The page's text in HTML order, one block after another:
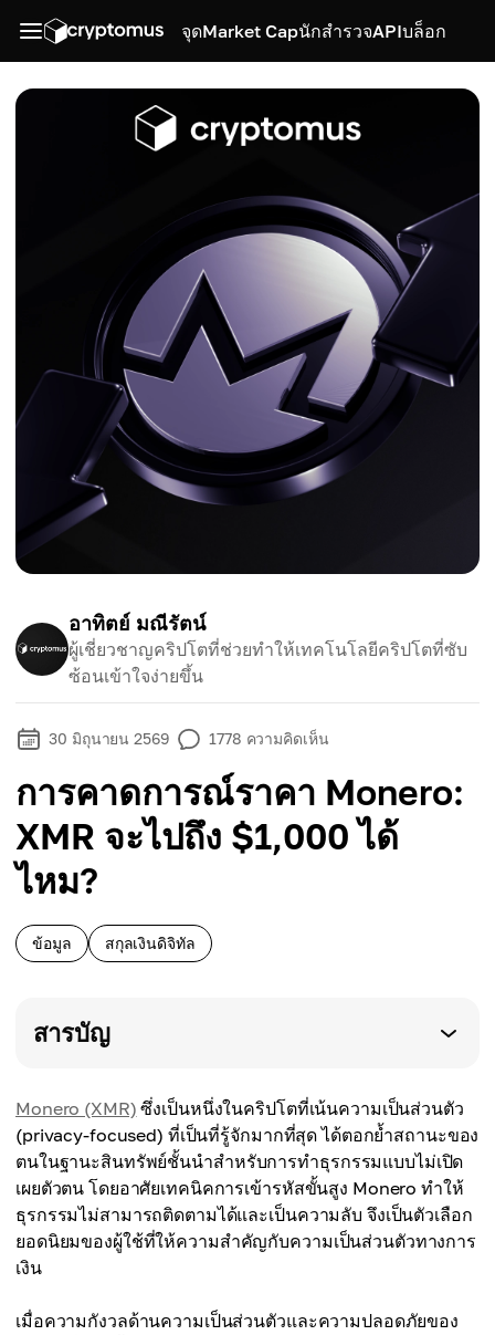
จุดMarket CapนักสำรวจAPIบล็อก
อาทิตย์ มณีรัตน์
ผู้เชี่ยวชาญคริปโตที่ช่วยทำให้เทคโนโลยีคริปโตที่ซับ
ซ้อนเข้าใจง่ายขึ้น
30 มิถุนายน 2569 1778 ความคิดเห็น
การคาดการณ์ราคา Monero:
XMR จะไปถึง $1,000 ได้
ไหม?
ข้อมูล สกุลเงินดิจิทัล
สารบัญ
Monero (XMR) ซึ่งเป็นหนึ่งในคริปโตที่เน้นความเป็นส่วนตัว
(privacy-focused) ที่เป็นที่รู้จักมากที่สุด ได้ตอกย้ำสถานะของ
ตนในฐานะสินทรัพย์ชั้นนำสำหรับการทำธุรกรรมแบบไม่เปิด
เผยตัวตน โดยอาศัยเทคนิคการเข้ารหัสขั้นสูง Monero ทำให้
ธุรกรรมไม่สามารถติดตามได้และเป็นความลับ จึงเป็นตัวเลือก
ยอดนิยมของผู้ใช้ที่ให้ความสำคัญกับความเป็นส่วนตัวทางการ
เงิน
เมื่อความกังวลด้านความเป็นส่วนตัวและความปลอดภัยของ